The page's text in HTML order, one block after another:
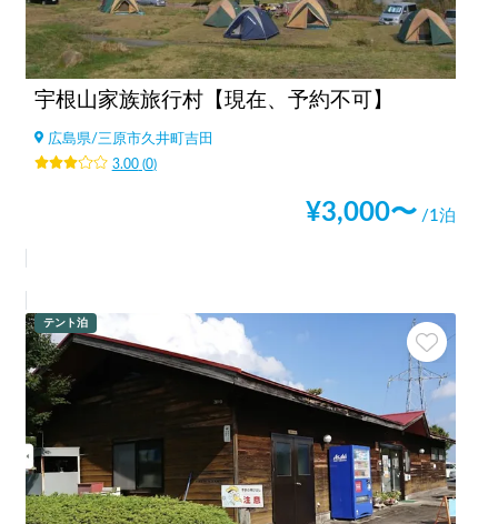
宇根山家族旅行村【現在、予約不可】
広島県/三原市久井町吉田
3.00(0)
¥3,000〜 /1泊
テント泊